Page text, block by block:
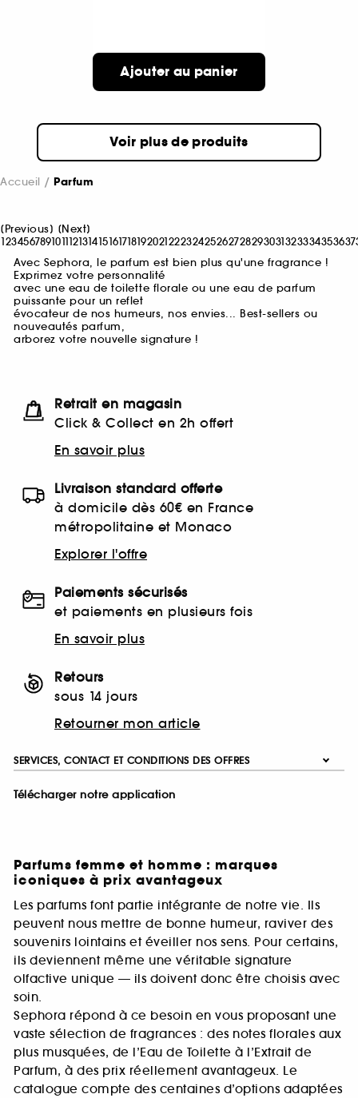
Ajouter au panier
Voir plus de produits
Accueil Parfum
[Previous] [Next]
12345678910111213141516171819202122232425262728293031323334353637
Avec Sephora, le parfum est bien plus qu'une fragrance !
Exprimez votre personnalité
avec une eau de toilette florale ou une eau de parfum
puissante pour un reflet
évocateur de nos humeurs, nos envies... Best-sellers ou
nouveautés parfum,
arborez votre nouvelle signature !
Retrait en magasin
Click & Collect en 2h offert
En savoir plus
Livraison standard offerte
à domicile dès 60€ en France
métropolitaine et Monaco
Explorer l'offre
Paiements sécurisés
et paiements en plusieurs fois
En savoir plus
Retours
sous 14 jours
Retourner mon article
SERVICES, CONTACT ET CONDITIONS DES OFFRES
Télécharger notre application
Parfums femme et homme : marques
iconiques à prix avantageux
Les parfums font partie intégrante de notre vie. Ils
peuvent nous mettre de bonne humeur, raviver des
souvenirs lointains et éveiller nos sens. Pour certains,
ils deviennent même une véritable signature
olfactive unique — ils doivent donc être choisis avec
soin.
Sephora répond à ce besoin en vous proposant une
vaste sélection de fragrances : des notes florales aux
plus musquées, de l’Eau de Toilette à l’Extrait de
Parfum, à des prix réellement avantageux. Le
catalogue compte des centaines d’options adaptées